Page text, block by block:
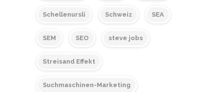
Schellenursli Schweiz SEA
SEM SEO steve jobs
Streisand Effekt
Suchmaschinen-Marketing